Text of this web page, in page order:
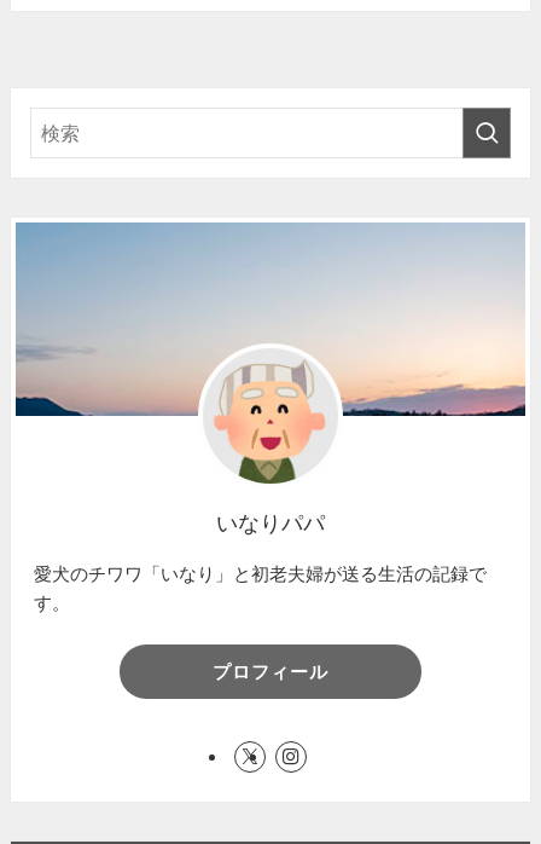
いなりパパ
愛犬のチワワ「いなり」と初老夫婦が送る生活の記録で
す。
プロフィール